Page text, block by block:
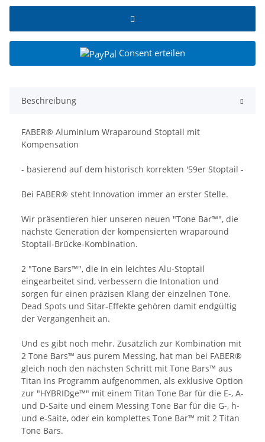
Consent erteilen
Beschreibung
FABER® Aluminium Wraparound Stoptail mit
Kompensation
- basierend auf dem historisch korrekten '59er Stoptail -
Bei FABER® steht Innovation immer an erster Stelle.
Wir präsentieren hier unseren neuen "Tone Bar™", die
nächste Generation der kompensierten wraparound
Stoptail-Brücke-Kombination.
2 "Tone Bars™", die in ein leichtes Alu-Stoptail
eingearbeitet sind, verbessern die Intonation und
sorgen für einen präzisen Klang der einzelnen Töne.
Dead Spots und Sitar-Effekte gehören damit endgültig
der Vergangenheit an.
Und es gibt noch mehr. Zusätzlich zur Kombination mit
2 Tone Bars™ aus purem Messing, hat man bei FABER®
gleich noch den nächsten Schritt mit Tone Bars™ aus
Titan ins Programm aufgenommen, als exklusive Option
zur "HYBRIDge™" mit einem Titan Tone Bar für die E-, A-
und D-Saite und einem Messing Tone Bar für die G-, h-
und e-Saite, oder ein komplettes Tone Bar™ mit 2 Titan
Tone Bars.